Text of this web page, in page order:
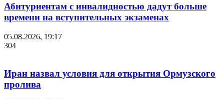
Абитуриентам с инвалидностью дадут больше
времени на вступительных экзаменах
05.08.2026, 19:17
304
Иран назвал условия для открытия Ормузского
пролива